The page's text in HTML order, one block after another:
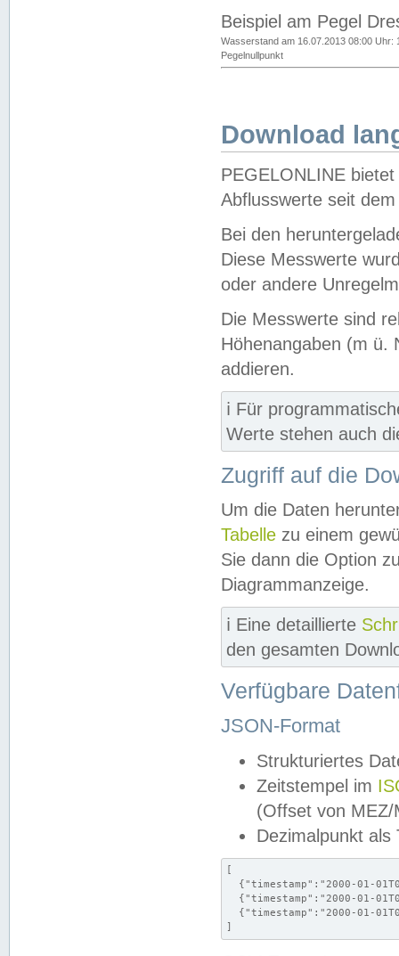
Beispiel am Pegel
Wasserstand am 16.07.2013 08:00 Uhr:
Pegelnullpunkt
Download
PEGELONLINE
Abflusswerte seit
Bei den
Diese Messwerte
oder andere
Die Messwerte sind
Höhenangaben (m ü.
addieren.
ℹ️ Für
Werte stehen auch
Zugriff auf die
Um die Daten
Tabelle zu einem
Sie dann die Option
Diagrammanzeige.
ℹ️ Eine detaillierte
den gesamten
Verfügbare
JSON-Format
Strukturiertes
Zeitstempel im
(Offset von MEZ/
Dezimalpunkt als
[
{"timestamp":"2000-01-
{"timestamp":"2000-01-
{"timestamp":"2000-01-
]